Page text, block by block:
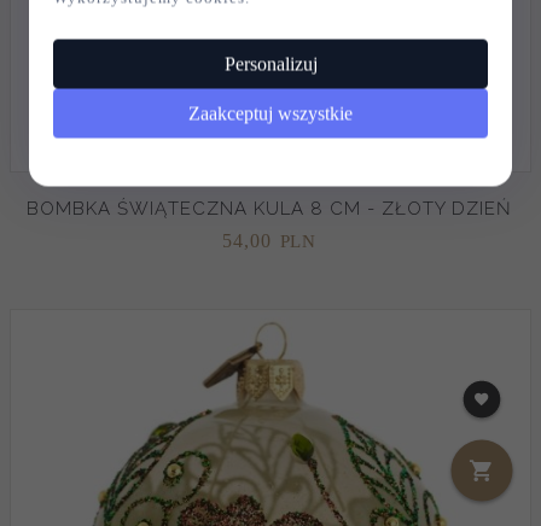
BOMBKA ŚWIĄTECZNA KULA 8 CM - ZŁOTY DZIEŃ
54,00 PLN
Personalizuj
Zaakceptuj wszystkie